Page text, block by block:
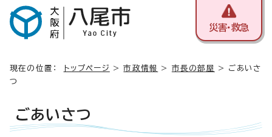
災害・救急
現在の位置： トップページ >市政情報 > 市長の部屋
> ごあいさ
つ
ごあいさつ